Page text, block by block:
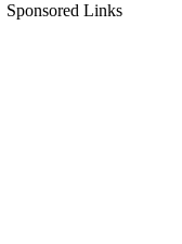
Sponsored Links